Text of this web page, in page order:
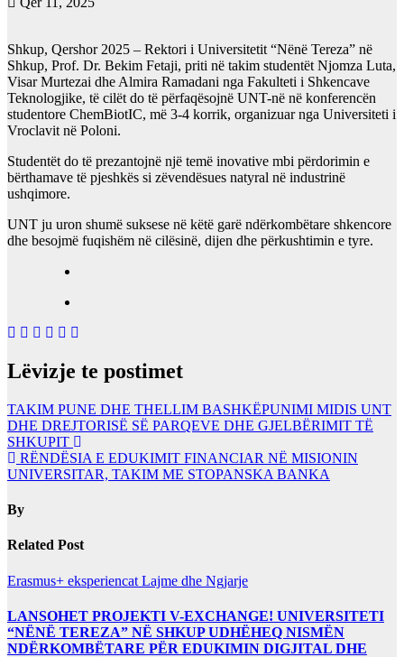
Shkup, Qershor 2025 – Rektori i Universitetit “Nënë Tereza” në
Shkup, Prof. Dr. Bekim Fetaji, priti në takim studentët Njomza Luta,
Visar Murtezai dhe Almira Ramadani nga Fakulteti i Shkencave
Teknologjike, të cilët do të përfaqësojnë UNT-në në konferencën
studentore ChemBiotIC, më 3-4 korrik, organizuar nga Universiteti i
Vroclavit në Poloni.
Studentët do të prezantojnë një temë inovative mbi përdorimin e
bërthamave të pjeshkës si zëvendësues natyral në industrinë
ushqimore.
UNT ju uron shumë suksese në këtë garë ndërkombëtare shkencore
dhe besojmë fuqishëm në cilësinë, dijen dhe përkushtimin e tyre.
Lëvizje te postimet
TAKIM PUNE DHE THELLIM BASHKËPUNIMI MIDIS UNT
DHE DREJTORISË SË PARQEVE DHE GJELBËRIMIT TË
SHKUPIT
RËNDËSIA E EDUKIMIT FINANCIAR NË MISIONIN
UNIVERSITAR, TAKIM ME STOPANSKA BANKA
By
Related Post
Erasmus+ eksperiencat Lajme dhe Ngjarje
LANSOHET PROJEKTI V-EXCHANGE! UNIVERSITETI
“NËNË TEREZA” NË SHKUP UDHËHEQ NISMËN
NDËRKOMBËTARE PËR EDUKIMIN DIGJITAL DHE